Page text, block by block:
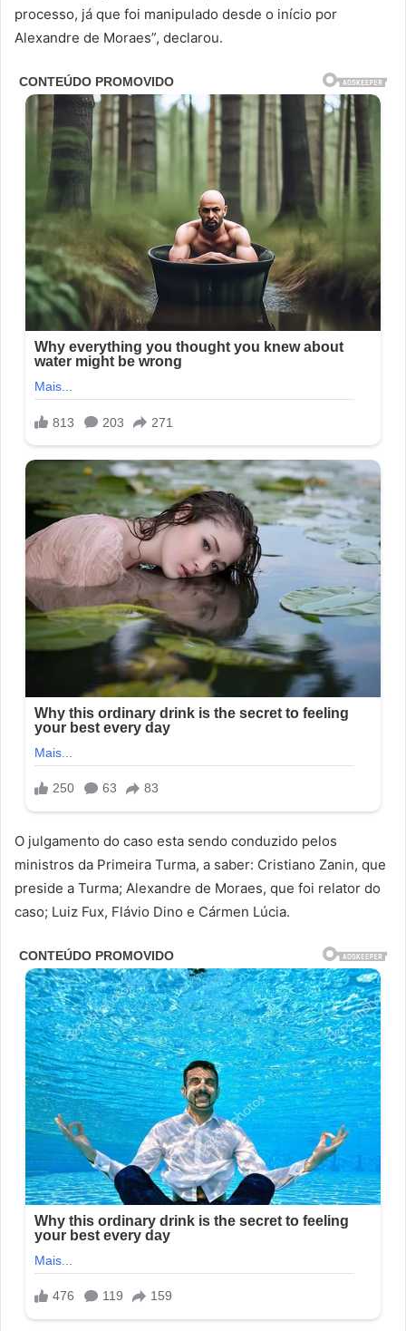
processo, já que foi manipulado desde o início por
Alexandre de Moraes”, declarou.
O julgamento do caso esta sendo conduzido pelos
ministros da Primeira Turma, a saber: Cristiano Zanin, que
preside a Turma; Alexandre de Moraes, que foi relator do
caso; Luiz Fux, Flávio Dino e Cármen Lúcia.